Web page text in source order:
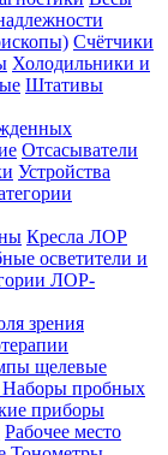
Счётчики
Холодильники и
Штативы
Отсасыватели
Устройства
Кресла ЛОР
осветители и
ЛОР-
зрения
щелевые
Наборы пробных
приборы
Рабочее место